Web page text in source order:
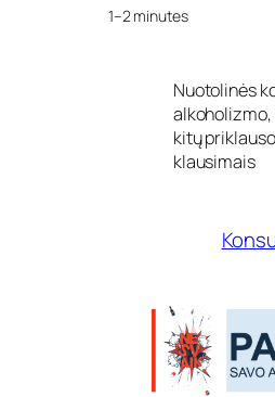
i
o
r
n
u
a
s
1–2 minutes
Nuotolinės
kitų
klausimais